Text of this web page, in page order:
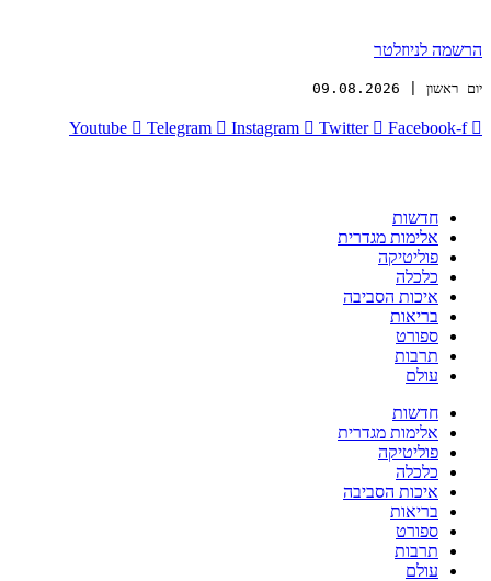
הרשמה לניוזלטר
יום ראשון | 09.08.2026
Youtube Telegram Instagram Twitter Facebook-f
חדשות
אלימות מגדרית
פוליטיקה
כלכלה
איכות הסביבה
בריאות
ספורט
תרבות
עולם
חדשות
אלימות מגדרית
פוליטיקה
כלכלה
איכות הסביבה
בריאות
ספורט
תרבות
עולם